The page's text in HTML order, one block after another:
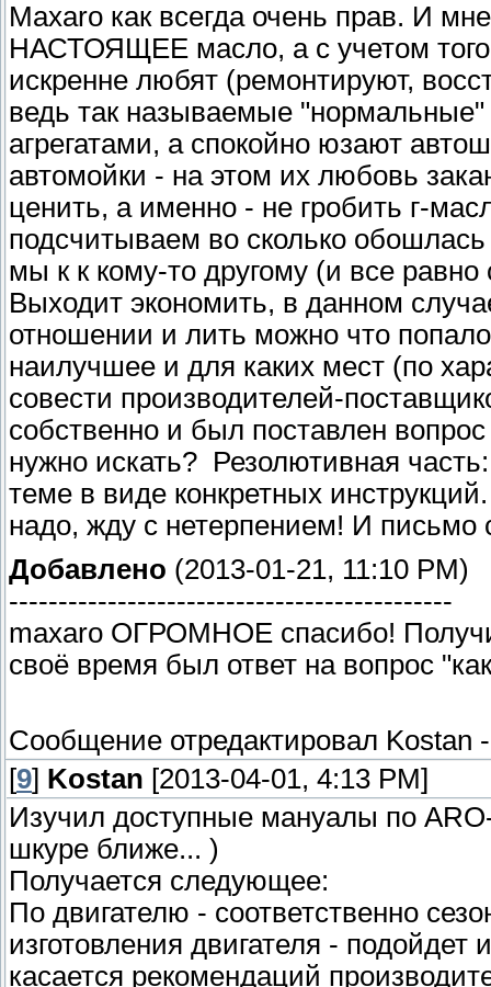
Maxaro как всегда очень прав. И
НАСТОЯЩЕЕ масло, а с учетом
искренне любят (ремонтируют,
ведь так называемые
агрегатами, а спокойно юзают
автомойки - на этом их любовь
ценить, а именно - не гробить г-
подсчитываем во сколько
мы к к кому-то другому (и все
Выходит экономить, в данном
отношении и лить можно что
наилучшее и для каких мест (по
совести производителей-
собственно и был поставлен
нужно искать? Резолютивная
теме в виде конкретных
надо, жду с нетерпением! И
Добавлено (2013-01-21, 11:10 PM)
---------------------------------------------
maxaro ОГРОМНОЕ спасибо!
своё время был ответ на вопрос
Сообщение отредактировал Kostan
[9] Kostan [2013-04-01, 4:13 PM]
Изучил доступные мануалы по
шкуре ближе... )
Получается следующее:
По двигателю - соответственно
изготовления двигателя -
касается рекомендаций